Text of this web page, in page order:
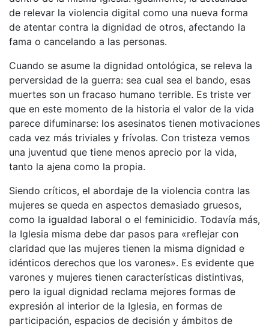
de relevar la violencia digital como una nueva forma
de atentar contra la dignidad de otros, afectando la
fama o cancelando a las personas.
Cuando se asume la dignidad ontológica, se releva la
perversidad de la guerra: sea cual sea el bando, esas
muertes son un fracaso humano terrible. Es triste ver
que en este momento de la historia el valor de la vida
parece difuminarse: los asesinatos tienen motivaciones
cada vez más triviales y frívolas. Con tristeza vemos
una juventud que tiene menos aprecio por la vida,
tanto la ajena como la propia.
Siendo críticos, el abordaje de la violencia contra las
mujeres se queda en aspectos demasiado gruesos,
como la igualdad laboral o el feminicidio. Todavía más,
la Iglesia misma debe dar pasos para «reflejar con
claridad que las mujeres tienen la misma dignidad e
idénticos derechos que los varones». Es evidente que
varones y mujeres tienen características distintivas,
pero la igual dignidad reclama mejores formas de
expresión al interior de la Iglesia, en formas de
participación, espacios de decisión y ámbitos de